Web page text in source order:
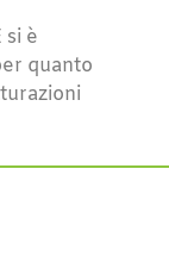
si è
quanto